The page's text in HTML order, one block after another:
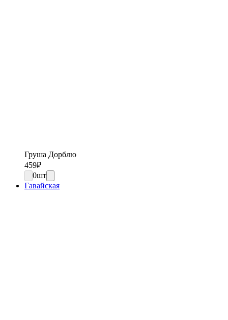
Груша Дорблю
459₽
0шт
Гавайская